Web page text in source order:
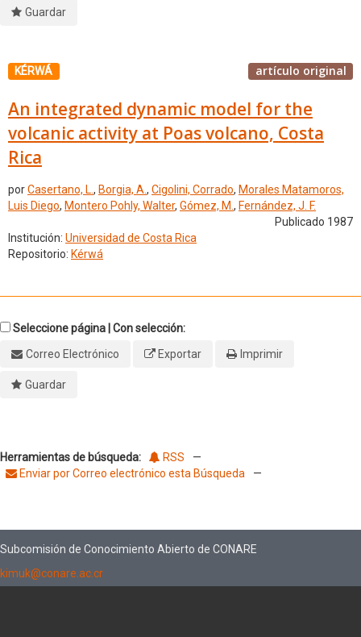
Guardar
KÉRWÁ artículo original
An integrated dynamic model for the
volcanic activity at Poas volcano, Costa
Rica
porCasertano, L., Borgia, A., Cigolini, Corrado, Morales Matamoros,
Luis Diego, Montero Pohly, Walter, Gómez, M., Fernández, J. F.
Publicado 1987
Institución: Universidad de Costa Rica
Repositorio: Kérwá
Seleccione página | Con selección:
Correo Electrónico
Exportar Imprimir
Guardar
Herramientas de búsqueda: RSS
—
Enviar por Correo electrónico esta Búsqueda
—
Subcomisión de Conocimiento Abierto de CONARE
kimuk@conare.ac.cr